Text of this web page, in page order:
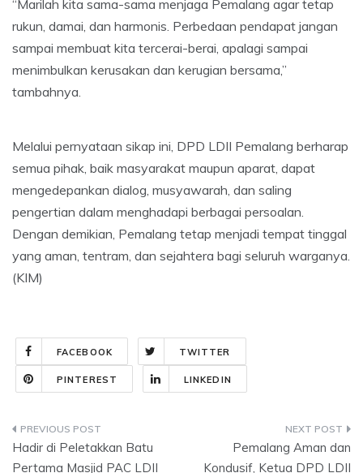
“Marilah kita sama-sama menjaga Pemalang agar tetap
rukun, damai, dan harmonis. Perbedaan pendapat jangan
sampai membuat kita tercerai-berai, apalagi sampai
menimbulkan kerusakan dan kerugian bersama,”
tambahnya.
Melalui pernyataan sikap ini, DPD LDII Pemalang berharap
semua pihak, baik masyarakat maupun aparat, dapat
mengedepankan dialog, musyawarah, dan saling
pengertian dalam menghadapi berbagai persoalan.
Dengan demikian, Pemalang tetap menjadi tempat tinggal
yang aman, tentram, dan sejahtera bagi seluruh warganya.
(KIM)
FACEBOOK TWITTER
PINTEREST LINKEDIN
Post
navigation
Hadir di Peletakkan Batu
Pertama Masjid PAC LDII
Pemalang Aman dan
Kondusif, Ketua DPD LDII